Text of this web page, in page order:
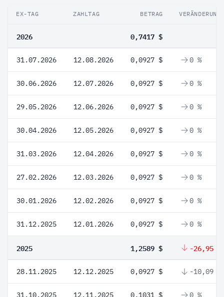
EX-TAG ZAHLTAG BETRAG VERÄNDERUNG
2026 0,7417 $
31.07.2026 12.08.2026 0,0927 $ 0 %
30.06.2026 12.07.2026 0,0927 $ 0 %
29.05.2026 12.06.2026 0,0927 $ 0 %
30.04.2026 12.05.2026 0,0927 $ 0 %
31.03.2026 12.04.2026 0,0927 $ 0 %
27.02.2026 12.03.2026 0,0927 $ 0 %
30.01.2026 12.02.2026 0,0927 $ 0 %
31.12.2025 12.01.2026 0,0927 $ 0 %
2025 1,2589 $ -26,95 %
28.11.2025 12.12.2025 0,0927 $ -10,09 %
31.10.2025 12.11.2025 0,1031 $ 0 %